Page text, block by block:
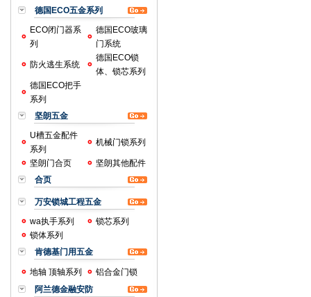
德国ECO五金系列
ECO闭门器系
列
德国ECO玻璃
门系统
防火逃生系统
德国ECO锁
体、锁芯系列
德国ECO把手
系列
坚朗五金
U槽五金配件
系列
机械门锁系列
坚朗门合页
坚朗其他配件
合页
万安锁城工程五金
wa执手系列
锁芯系列
锁体系列
肯德基门用五金
地轴 顶轴系列
铝合金门锁
阿兰德金融安防